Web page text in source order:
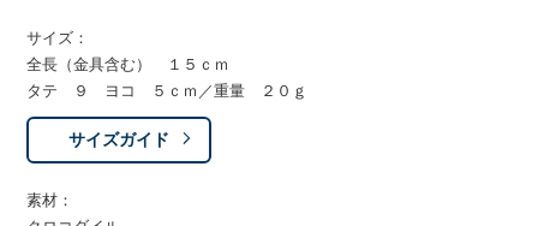
サイズ：
全長（金具含む） １５ｃｍ
タテ ９ ヨコ ５ｃｍ／重量 ２０ｇ
サイズガイド
素材：